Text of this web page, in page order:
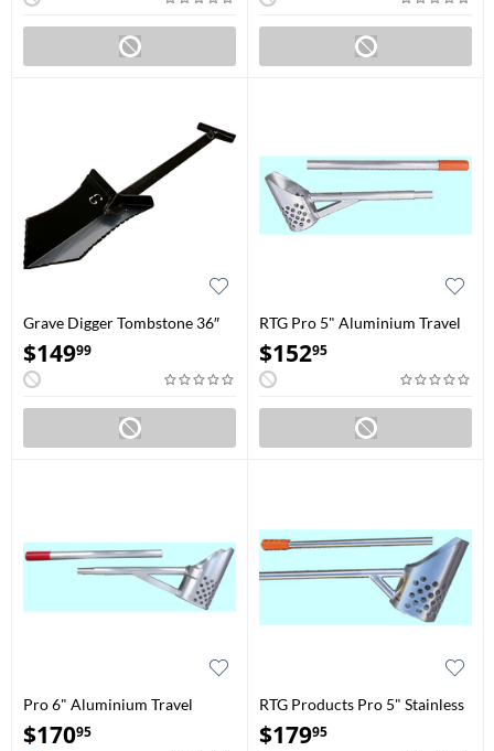
Grave Digger Tombstone 36″
Noir
$14999
RTG Pro 5" Aluminium Travel
Water Scoop
$15295
Pro 6" Aluminium Travel
Water Scoop
$17095
RTG Products Pro 5" Stainless
Steel Travel Water Scoop
$17995